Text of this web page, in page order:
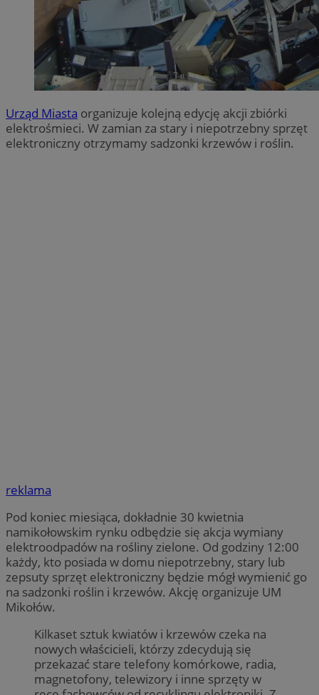
Urząd Miasta organizuje kolejną edycję akcji zbiórki
elektrośmieci. W zamian za stary i niepotrzebny sprzęt
elektroniczny otrzymamy sadzonki krzewów i roślin.
reklama
Pod koniec miesiąca, dokładnie 30 kwietnia
namikołowskim rynku odbędzie się akcja wymiany
elektroodpadów na rośliny zielone. Od godziny 12:00
każdy, kto posiada w domu niepotrzebny, stary lub
zepsuty sprzęt elektroniczny będzie mógł wymienić go
na sadzonki roślin i krzewów. Akcję organizuje UM
Mikołów.
Kilkaset sztuk kwiatów i krzewów czeka na
nowych właścicieli, którzy zdecydują się
przekazać stare telefony komórkowe, radia,
magnetofony, telewizory i inne sprzęty w